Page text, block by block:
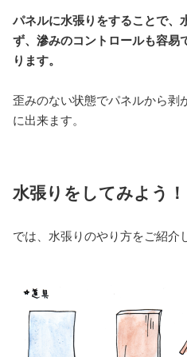
パネルに水張りをすることで、
ず、滲みのコントロールも容易
ります。
歪みのない状態でパネルから剥
に出来ます。
水張りをしてみよう！
では、水張りのやり方をご紹介